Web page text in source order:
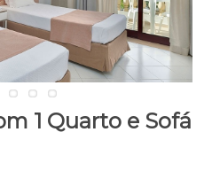
1 Quarto e Sofá